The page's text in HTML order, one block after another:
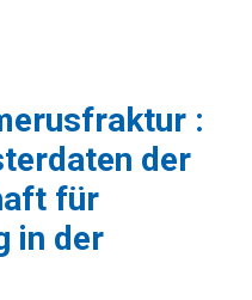
:
der
für
in der